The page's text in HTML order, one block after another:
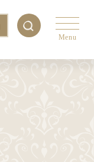
Menu